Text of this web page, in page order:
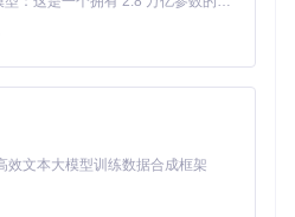
了10倍以上，让她能够快速整理
意内容制作中。
技巧
Windows、Linux和macOS三大
，需确保系统安装了最新版本的
程序目录或系统路径中。对于
议分批次扫描，并利用软件的多
效文本大模型训练数据合成框架